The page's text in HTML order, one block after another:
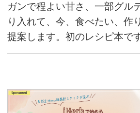
ガンで程よい甘さ、一部グル
り入れて、今、食べたい、作
提案します。初のレシピ本です